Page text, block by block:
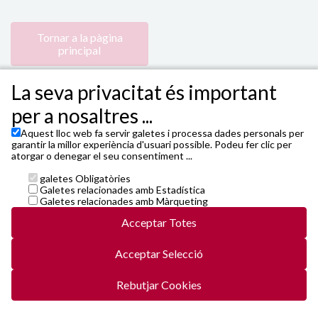
Tornar a la pàgina
principal
Powered by 4Tickets,
Prim, 4 - 43201 Reus
Janto Ticketing Software. All rights reserved,2026
Condicions generals i cookies
5web5/vals/v5-r6-20250522-release20b.js
La seva privacitat és important
per a nosaltres ...
Aquest lloc web fa servir galetes i processa dades personals per
garantir la millor experiència d'usuari possible. Podeu fer clic per
atorgar o denegar el seu consentiment ...
galetes Obligatòries
Galetes relacionades amb Estadística
Galetes relacionades amb Màrqueting
Acceptar Totes
Acceptar Selecció
Rebutjar Cookies